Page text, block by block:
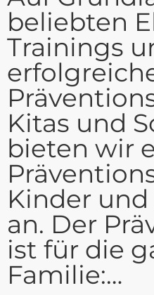
beliebten
Trainings
Kitas und
bieten wir
Kinder
an. Der
ist für die
Familie:…